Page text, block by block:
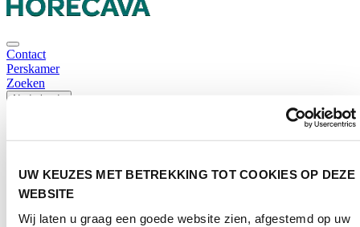
UW KEUZES MET BETREKKING TOT COOKIES OP DEZE
WEBSITE
Wij laten u graag een goede website zien, afgestemd op uw
Contact
Perskamer
Zoeken
Nederlands
Nederlands
Home
Exposeren
Adverteren